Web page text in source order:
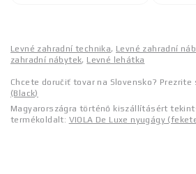
Levné zahradní technika, Levné zahradní
zahradní nábytek, Levné lehátka
Chcete doručiť tovar na Slovensko? Prezrite
(Black)
Magyarországra történő kiszállításért
termékoldalt: VIOLA De Luxe nyugágy